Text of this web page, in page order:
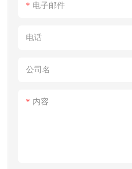
电子邮件
电话
公司名
内容